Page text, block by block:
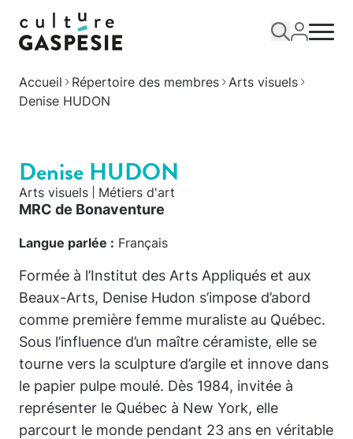
Accueil Répertoire des membres Arts visuels
Denise HUDON
Denise HUDON
Arts visuels Métiers d'art
MRC de Bonaventure
Langue parlée : Français
Formée à l’Institut des Arts Appliqués et aux
Beaux-Arts, Denise Hudon s’impose d’abord
comme première femme muraliste au Québec.
Sous l’influence d’un maître céramiste, elle se
tourne vers la sculpture d’argile et innove dans
le papier pulpe moulé. Dès 1984, invitée à
représenter le Québec à New York, elle
parcourt le monde pendant 23 ans en véritable